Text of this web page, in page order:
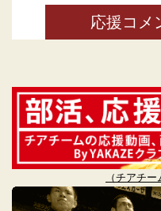
応援コメ
（チアチ